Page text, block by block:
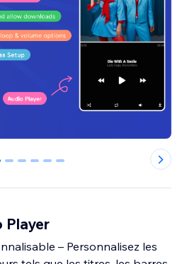
1 2 3 4 5
Player
– Personnalisez les